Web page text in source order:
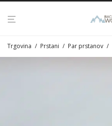
Trgovina / Prstani / Par prstanov /